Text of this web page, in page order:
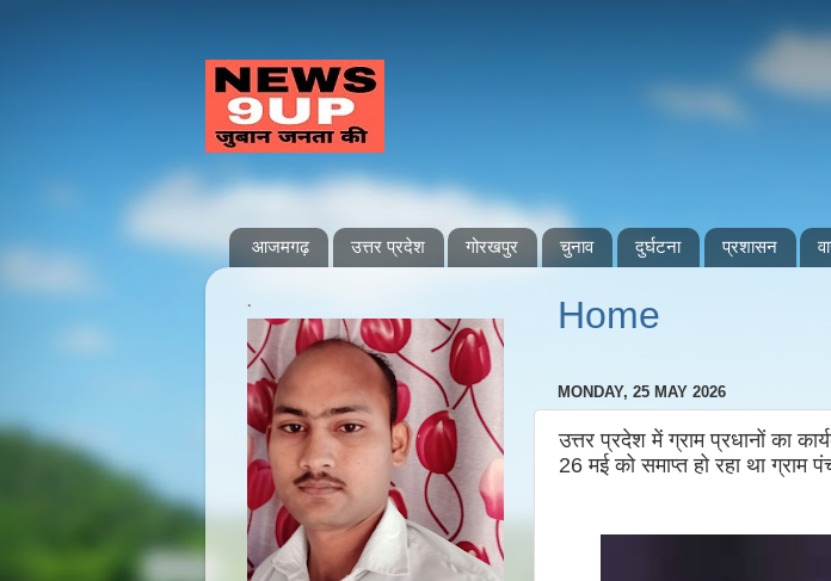
आजमगढ़ उत्तर प्रदेश गोरखपुर चुनाव दुर्घटना प्रशासन
Home
MONDAY, 25 MAY 2026
उत्तर प्रदेश में ग्राम प्रधानों का
26 मई को समाप्त हो रहा था ग्राम
.